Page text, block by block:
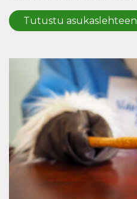
Tutustu asukaslehteen